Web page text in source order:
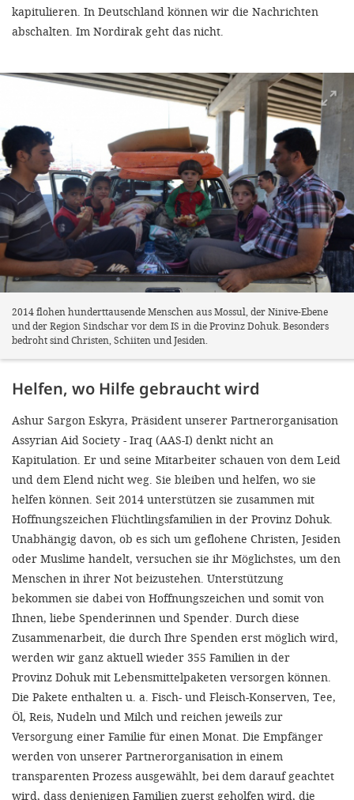
kapitulieren. In Deutschland können wir die Nachrichten
abschalten. Im Nordirak geht das nicht.
2014 flohen hunderttausende Menschen aus Mossul, der Ninive-Ebene
und der Region Sindschar vor dem IS in die Provinz Dohuk. Besonders
bedroht sind Christen, Schiiten und Jesiden.
Helfen, wo Hilfe gebraucht wird
Ashur Sargon Eskyra, Präsident unserer Partnerorganisation
Assyrian Aid Society - Iraq (AAS-I) denkt nicht an
Kapitulation. Er und seine Mitarbeiter schauen von dem Leid
und dem Elend nicht weg. Sie bleiben und helfen, wo sie
helfen können. Seit 2014 unterstützen sie zusammen mit
Hoffnungszeichen Flüchtlingsfamilien in der Provinz Dohuk.
Unabhängig davon, ob es sich um geflohene Christen, Jesiden
oder Muslime handelt, versuchen sie ihr Möglichstes, um den
Menschen in ihrer Not beizustehen. Unterstützung
bekommen sie dabei von Hoffnungszeichen und somit von
Ihnen, liebe Spenderinnen und Spender. Durch diese
Zusammenarbeit, die durch Ihre Spenden erst möglich wird,
werden wir ganz aktuell wieder 355 Familien in der
Provinz Dohuk mit Lebensmittelpaketen versorgen können.
Die Pakete enthalten u. a. Fisch- und Fleisch-Konserven, Tee,
Öl, Reis, Nudeln und Milch und reichen jeweils zur
Versorgung einer Familie für einen Monat. Die Empfänger
werden von unserer Partnerorganisation in einem
transparenten Prozess ausgewählt, bei dem darauf geachtet
wird, dass denjenigen Familien zuerst geholfen wird, die